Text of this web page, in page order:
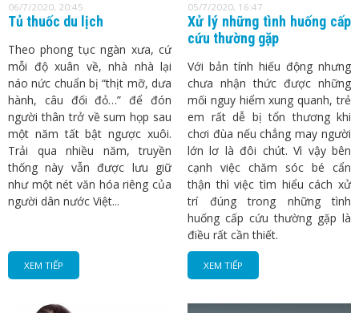
06/7/2020, 20:45
Tủ thuốc du lịch
Theo phong tục ngàn xưa, cứ
mỗi độ xuân về, nhà nhà lại
náo nức chuẩn bị “thịt mỡ, dưa
hành, câu đối đỏ…” để đón
người thân trở về sum họp sau
một năm tất bật ngược xuôi.
Trải qua nhiều năm, truyền
thống này vẫn được lưu giữ
như một nét văn hóa riêng của
người dân nước Việt...
XEM TIẾP
05/7/2020, 16:47
Xử lý những tình huống cấp
cứu thường gặp
Với bản tính hiếu động nhưng
chưa nhận thức được những
mối nguy hiểm xung quanh, trẻ
em rất dễ bị tổn thương khi
chơi đùa nếu chẳng may người
lớn lơ là đôi chút. Vì vậy bên
cạnh việc chăm sóc bé cẩn
thận thì việc tìm hiểu cách xử
trí đúng trong những tình
huống cấp cứu thường gặp là
điều rất cần thiết.
XEM TIẾP